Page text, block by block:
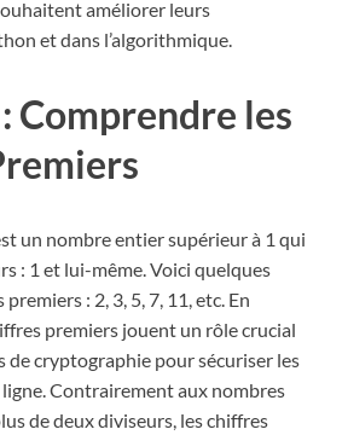
améliorer leurs
et dans l’algorithmique.
Comprendre les
un nombre entier supérieur à 1 qui
: 1 et lui-même. Voici quelques
: 2, 3, 5, 7, 11, etc. En
premiers jouent un rôle crucial
de cryptographie pour sécuriser les
Contrairement aux nombres
de deux diviseurs, les chiffres